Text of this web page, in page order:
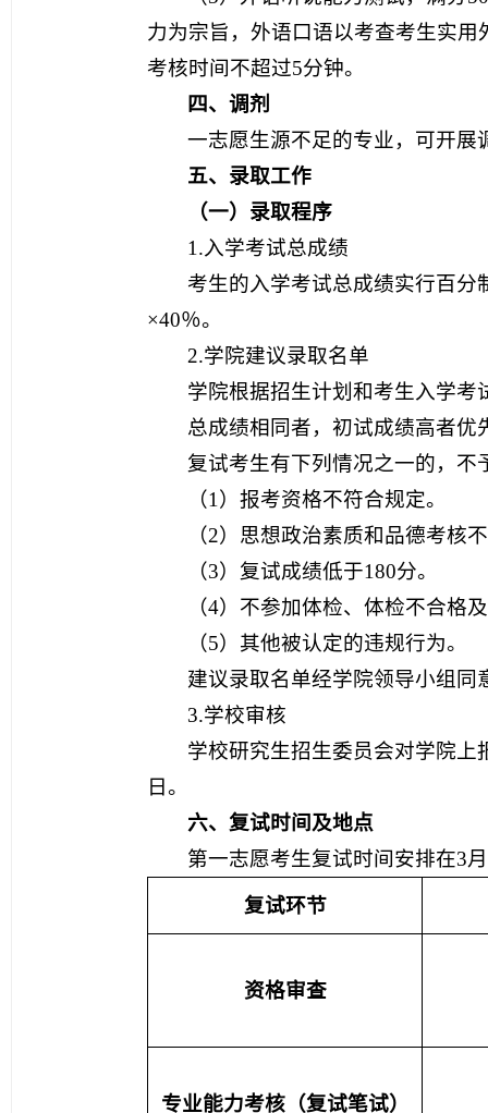
力为宗旨，外语口语以考查考生实
考核时间不超过5分钟。
四、调剂
一志愿生源不足的专业，可开
五、录取工作
（一）录取程序
1.入学考试总成绩
考生的入学考试总成绩实行百分
×40％。
2.学院建议录取名单
学院根据招生计划和考生入学
总成绩相同者，初试成绩高者
复试考生有下列情况之一的，不
（1）报考资格不符合规定。
（2）思想政治素质和品德考核
（3）复试成绩低于180分。
（4）不参加体检、体检不合格
（5）其他被认定的违规行为。
建议录取名单经学院领导小组
3.学校审核
学校研究生招生委员会对学院
日。
六、复试时间及地点
第一志愿考生复试时间安排在3
复试环节
资格审查
专业能力考核（复试笔试）